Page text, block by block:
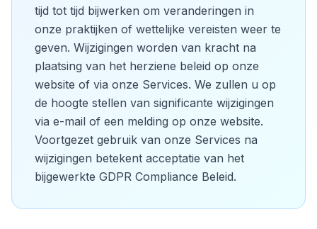
tijd tot tijd bijwerken om veranderingen in
onze praktijken of wettelijke vereisten weer te
geven. Wijzigingen worden van kracht na
plaatsing van het herziene beleid op onze
website of via onze Services. We zullen u op
de hoogte stellen van significante wijzigingen
via e-mail of een melding op onze website.
Voortgezet gebruik van onze Services na
wijzigingen betekent acceptatie van het
bijgewerkte GDPR Compliance Beleid.